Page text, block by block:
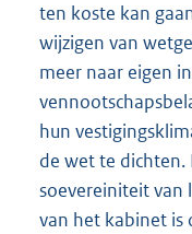
ten koste kan
wijzigen van
meer naar eigen
hun
de wet te
soevereiniteit van
van het kabinet